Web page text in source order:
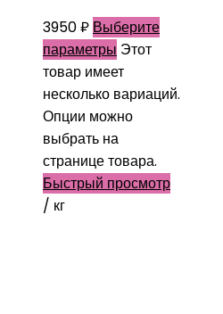
3950₽ Выберите
параметры Этот
товар имеет
несколько вариаций.
Опции можно
выбрать на
странице товара.
Быстрый просмотр
/ кг